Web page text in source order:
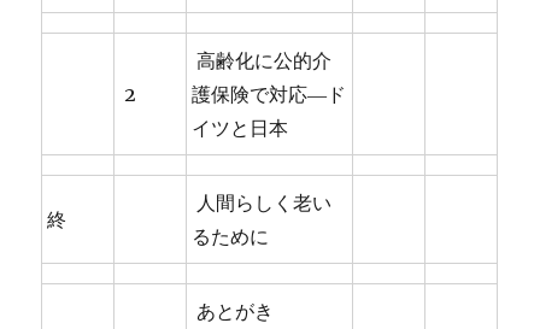
2
高齢化に公的介
護保険で対応―ド
イツと日本
終
人間らしく老い
るために
あとがき